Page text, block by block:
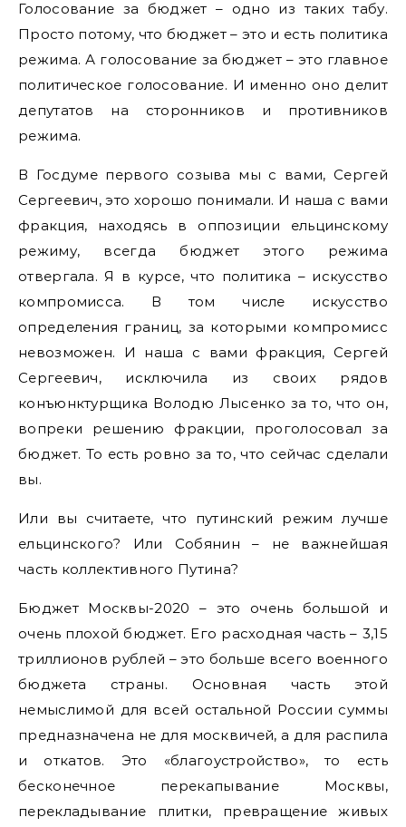
Голосование за бюджет – одно из таких табу.
Просто потому, что бюджет – это и есть политика
режима. А голосование за бюджет – это главное
политическое голосование. И именно оно делит
депутатов на сторонников и противников
режима.
В Госдуме первого созыва мы с вами, Сергей
Сергеевич, это хорошо понимали. И наша с вами
фракция, находясь в оппозиции ельцинскому
режиму, всегда бюджет этого режима
отвергала. Я в курсе, что политика – искусство
компромисса. В том числе искусство
определения границ, за которыми компромисс
невозможен. И наша с вами фракция, Сергей
Сергеевич, исключила из своих рядов
конъюнктурщика Володю Лысенко за то, что он,
вопреки решению фракции, проголосовал за
бюджет. То есть ровно за то, что сейчас сделали
вы.
Или вы считаете, что путинский режим лучше
ельцинского? Или Собянин – не важнейшая
часть коллективного Путина?
Бюджет Москвы-2020 – это очень большой и
очень плохой бюджет. Его расходная часть – 3,15
триллионов рублей – это больше всего военного
бюджета страны. Основная часть этой
немыслимой для всей остальной России суммы
предназначена не для москвичей, а для распила
и откатов. Это «благоустройство», то есть
бесконечное перекапывание Москвы,
перекладывание плитки, превращение живых